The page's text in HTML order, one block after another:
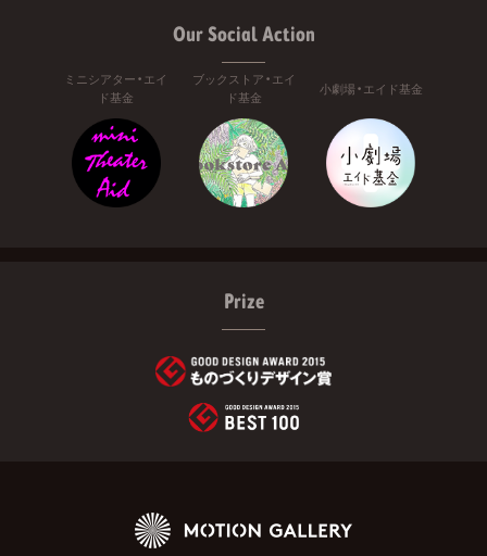
Our Social Action
ミニシアター・エイ
ド基金
ブックストア・エイ
ド基金
小劇場・エイド基金
Prize